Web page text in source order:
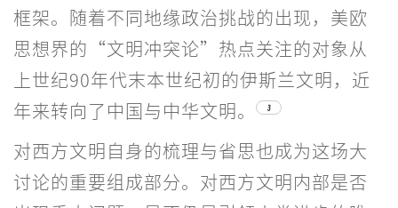
框架。随着不同地缘政治挑战的出现，美欧
思想界的“文明冲突论”热点关注的对象从
上世纪90年代末本世纪初的伊斯兰文明，近
年来转向了中国与中华文明。
3
对西方文明自身的梳理与省思也成为这场大
讨论的重要组成部分。对西方文明内部是否